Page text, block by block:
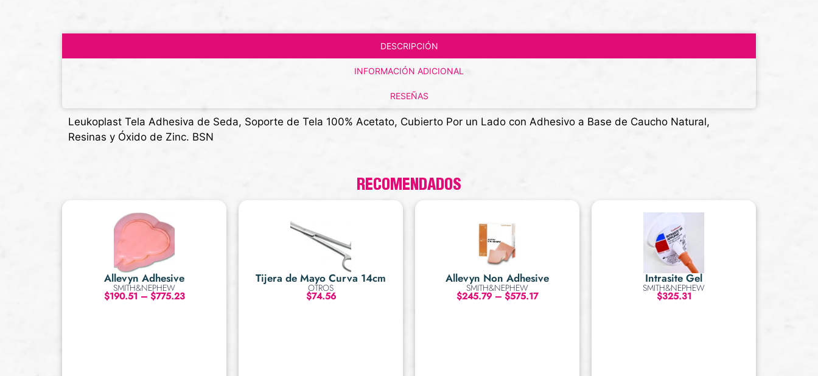
DESCRIPCIÓN
INFORMACIÓN ADICIONAL
RESEÑAS
Leukoplast Tela Adhesiva de Seda, Soporte de Tela 100% Acetato, Cubierto Por un Lado con Adhesivo a Base de Caucho Natural,
Resinas y Óxido de Zinc. BSN
RECOMENDADOS
Allevyn Adhesive
SMITH&NEPHEW
$190.51 – $775.23
Tijera de Mayo Curva 14cm
OTROS
$74.56
Allevyn Non Adhesive
SMITH&NEPHEW
$245.79 – $575.17
Intrasite Gel
SMITH&NEPHEW
$325.31